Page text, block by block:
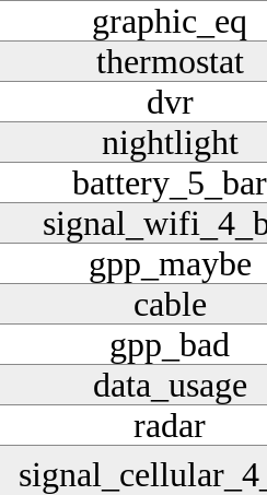
graphic_eq
thermostat
dvr
nightlight
battery_5_bar
gpp_maybe
cable
gpp_bad
data_usage
radar